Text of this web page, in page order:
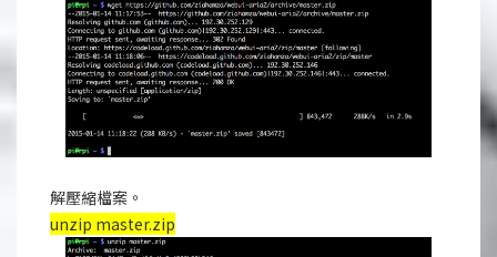
解壓縮檔案。
unzip master.zip